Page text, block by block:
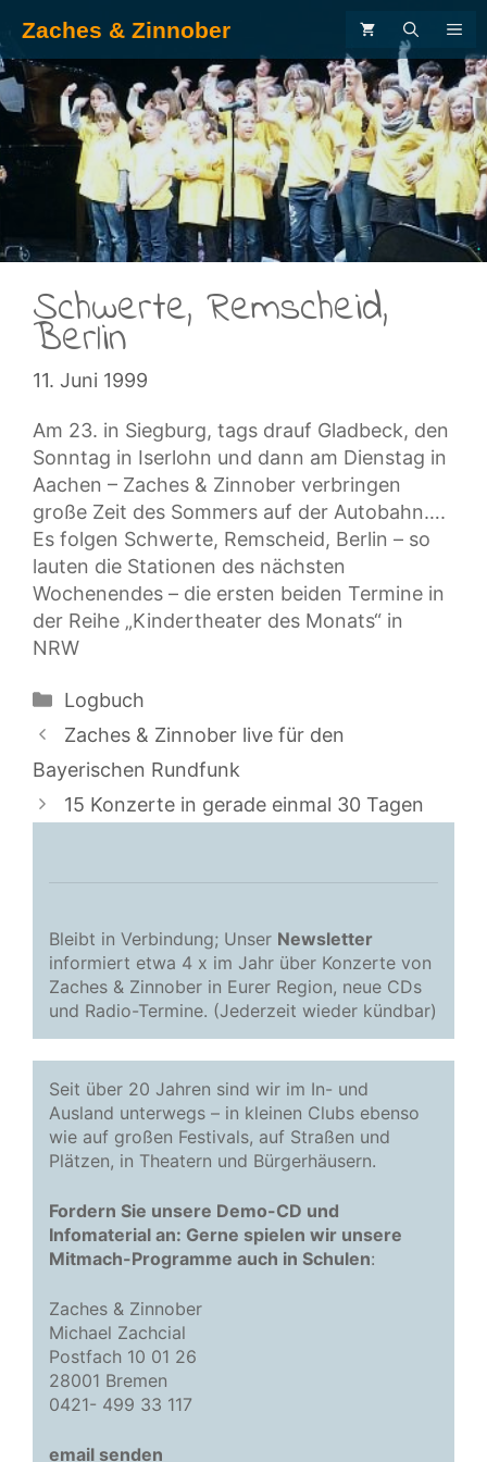
Inhalt
springen
Zaches & Zinnober
.
Schwerte, Remscheid,
Berlin
11. Juni 1999
Am 23. in Siegburg, tags drauf Gladbeck, den
Sonntag in Iserlohn und dann am Dienstag in
Aachen – Zaches & Zinnober verbringen
große Zeit des Sommers auf der Autobahn….
Es folgen Schwerte, Remscheid, Berlin – so
lauten die Stationen des nächsten
Wochenendes – die ersten beiden Termine in
der Reihe „Kindertheater des Monats“ in
NRW
Kategorien
Logbuch
Zaches & Zinnober live für den
Bayerischen Rundfunk
15 Konzerte in gerade einmal 30 Tagen
Bleibt in Verbindung; Unser Newsletter
informiert etwa 4 x im Jahr über Konzerte von
Zaches & Zinnober in Eurer Region, neue CDs
und Radio-Termine. (Jederzeit wieder kündbar)
Seit über 20 Jahren sind wir im In- und
Ausland unterwegs – in kleinen Clubs ebenso
wie auf großen Festivals, auf Straßen und
Plätzen, in Theatern und Bürgerhäusern.
Fordern Sie unsere Demo-CD und
Infomaterial an: Gerne spielen wir unsere
Mitmach-Programme auch in Schulen:
Zaches & Zinnober
Michael Zachcial
Postfach 10 01 26
28001 Bremen
0421- 499 33 117
email senden